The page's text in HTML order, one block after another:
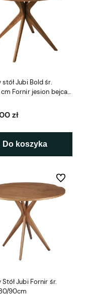
stół Jubi Bold śr.
cm Fornir jesion bejca
zł
Do koszyka
Stół Jubi Fornir śr.
90cm
Do